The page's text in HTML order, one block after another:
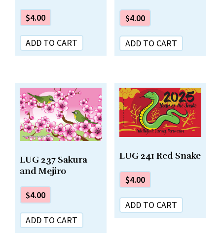
$4.00
ADD TO CART
$4.00
ADD TO CART
LUG 237 Sakura
and Mejiro
$4.00
ADD TO CART
LUG 241 Red Snake
$4.00
ADD TO CART